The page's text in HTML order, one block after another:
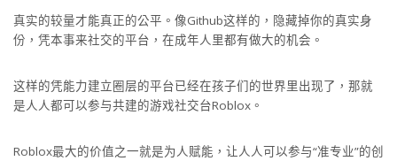
真实的较量才能真正的公平。像Github这样的，隐藏掉你的真实身
份，凭本事来社交的平台，在成年人里都有做大的机会。
这样的凭能力建立圈层的平台已经在孩子们的世界里出现了，那就
是人人都可以参与共建的游戏社交台Roblox。
Roblox最大的价值之一就是为人赋能，让人人可以参与“准专业”的创